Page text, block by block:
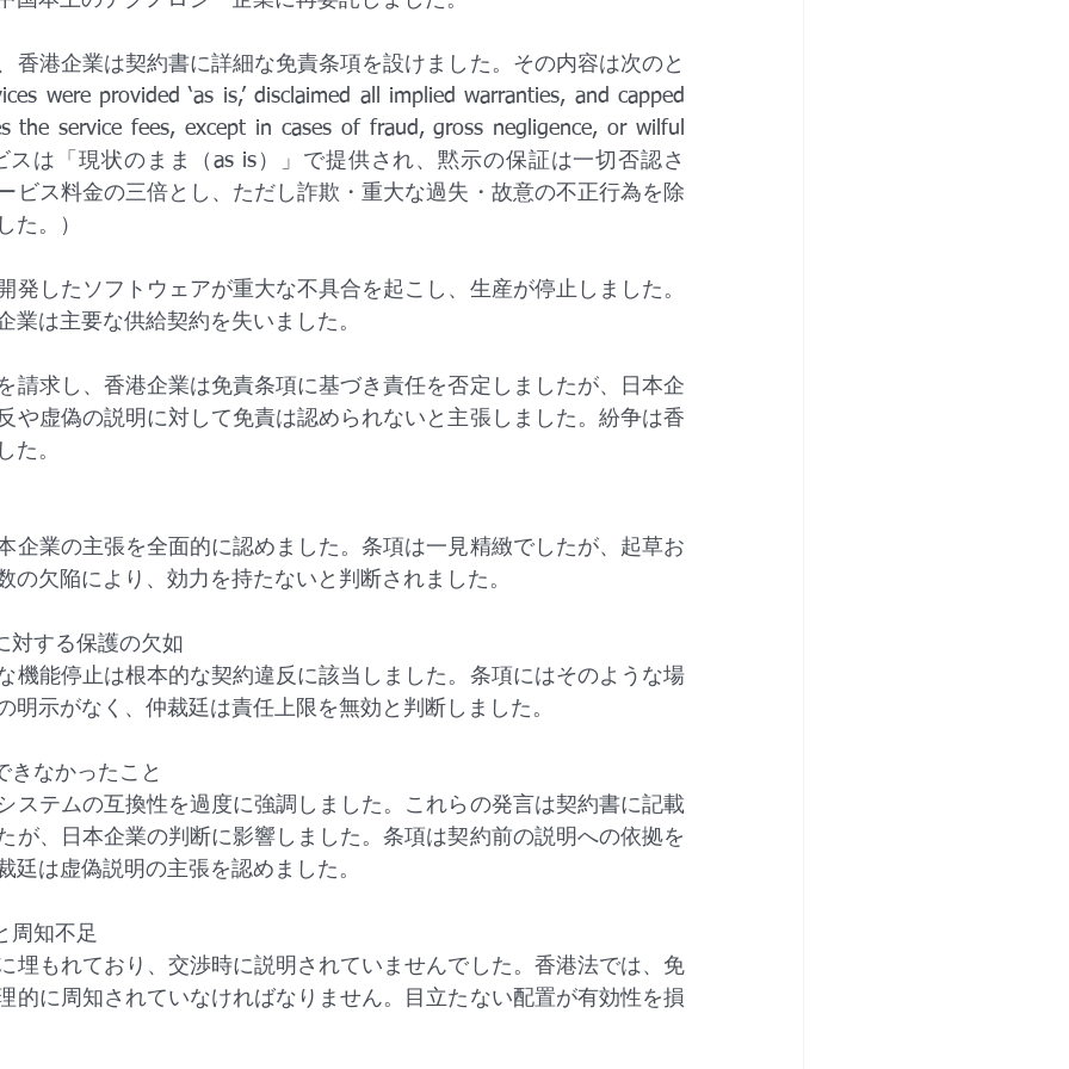
香港企業は契約書に詳細な免責条項を設けました。その内容は次のと
were provided ‘as is,’ disclaimed all implied warranties, and capped
the service fees, except in cases of fraud, gross negligence, or wilful
スは「現状のまま（as is）」で提供され、黙示の保証は一切否認さ
ビス料金の三倍とし、ただし詐欺・重大な過失・故意の不正行為を除
た。）
発したソフトウェアが重大な不具合を起こし、生産が停止しました。
業は主要な供給契約を失いました。
請求し、香港企業は免責条項に基づき責任を否定しましたが、日本企
や虚偽の説明に対して免責は認められないと主張しました。紛争は香
た。
企業の主張を全面的に認めました。条項は一見精緻でしたが、起草お
の欠陥により、効力を持たないと判断されました。
対する保護の欠如
機能停止は根本的な契約違反に該当しました。条項にはそのような場
明示がなく、仲裁廷は責任上限を無効と判断しました。
きなかったこと
ステムの互換性を過度に強調しました。これらの発言は契約書に記載
が、日本企業の判断に影響しました。条項は契約前の説明への依拠を
廷は虚偽説明の主張を認めました。
周知不足
埋もれており、交渉時に説明されていませんでした。香港法では、免
的に周知されていなければなりません。目立たない配置が有効性を損